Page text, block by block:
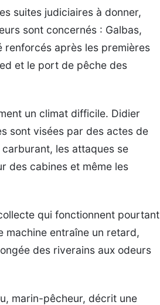
suites judiciaires à donner,
sont concernés : Galbas,
renforcés après les premières
et le port de pêche des
un climat difficile. Didier
sont visées par des actes de
les attaques se
des cabines et même les
qui fonctionnent pourtant
machine entraîne un retard,
des riverains aux odeurs
marin-pêcheur, décrit une